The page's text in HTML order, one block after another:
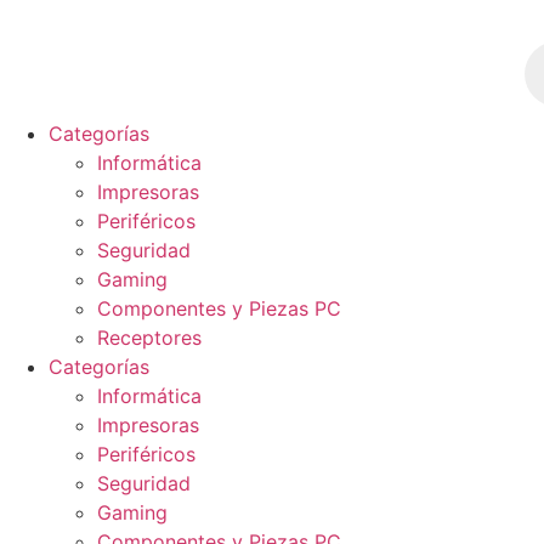
Categorías
Informática
Impresoras
Periféricos
Seguridad
Gaming
Componentes y Piezas PC
Receptores
Categorías
Informática
Impresoras
Periféricos
Seguridad
Gaming